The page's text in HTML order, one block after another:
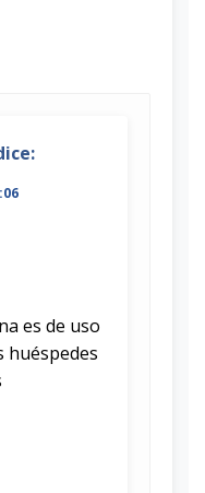
es de uso
huéspedes